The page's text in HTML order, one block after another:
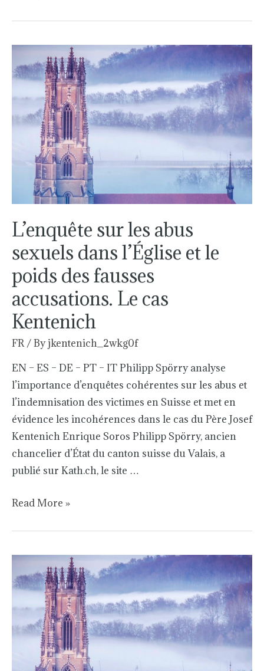
L’enquête sur les abus
sexuels dans l’Église et le
poids des fausses
accusations. Le cas
Kentenich
FR/ Byjkentenich_2wkg0f
EN – ES – DE – PT – IT Philipp Spörry analyse
l’importance d’enquêtes cohérentes sur les abus et
l’indemnisation des victimes en Suisse et met en
évidence les incohérences dans le cas du Père Josef
Kentenich Enrique Soros Philipp Spörry, ancien
chancelier d’État du canton suisse du Valais, a
publié sur Kath.ch, le site …
L’enquête
sur
abus
sexuels
l’Église
poids
des
fausses
accusations.
Le
cas
Kentenich
Read More »
Die
Aufklärung
sexuellen
Missbrauchs
Kirche